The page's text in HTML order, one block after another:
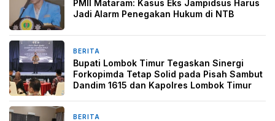
PMII Mataram: Kasus Eks Jampidsus Harus
Jadi Alarm Penegakan Hukum di NTB
BERITA
Bupati Lombok Timur Tegaskan Sinergi
Forkopimda Tetap Solid pada Pisah Sambut
Dandim 1615 dan Kapolres Lombok Timur
BERITA